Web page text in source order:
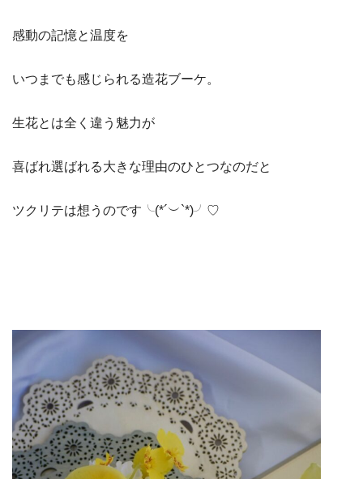
感動の記憶と温度を
いつまでも感じられる造花ブーケ。
生花とは全く違う魅力が
喜ばれ選ばれる大きな理由のひとつなのだと
ツクリテは想うのです╰(*´︶`*)╯♡